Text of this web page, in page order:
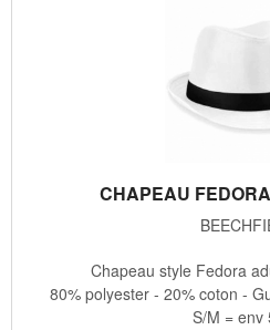
CHAPEAU
Chapeau style Fedora
80% polyester - 20% coton -
S/M = env